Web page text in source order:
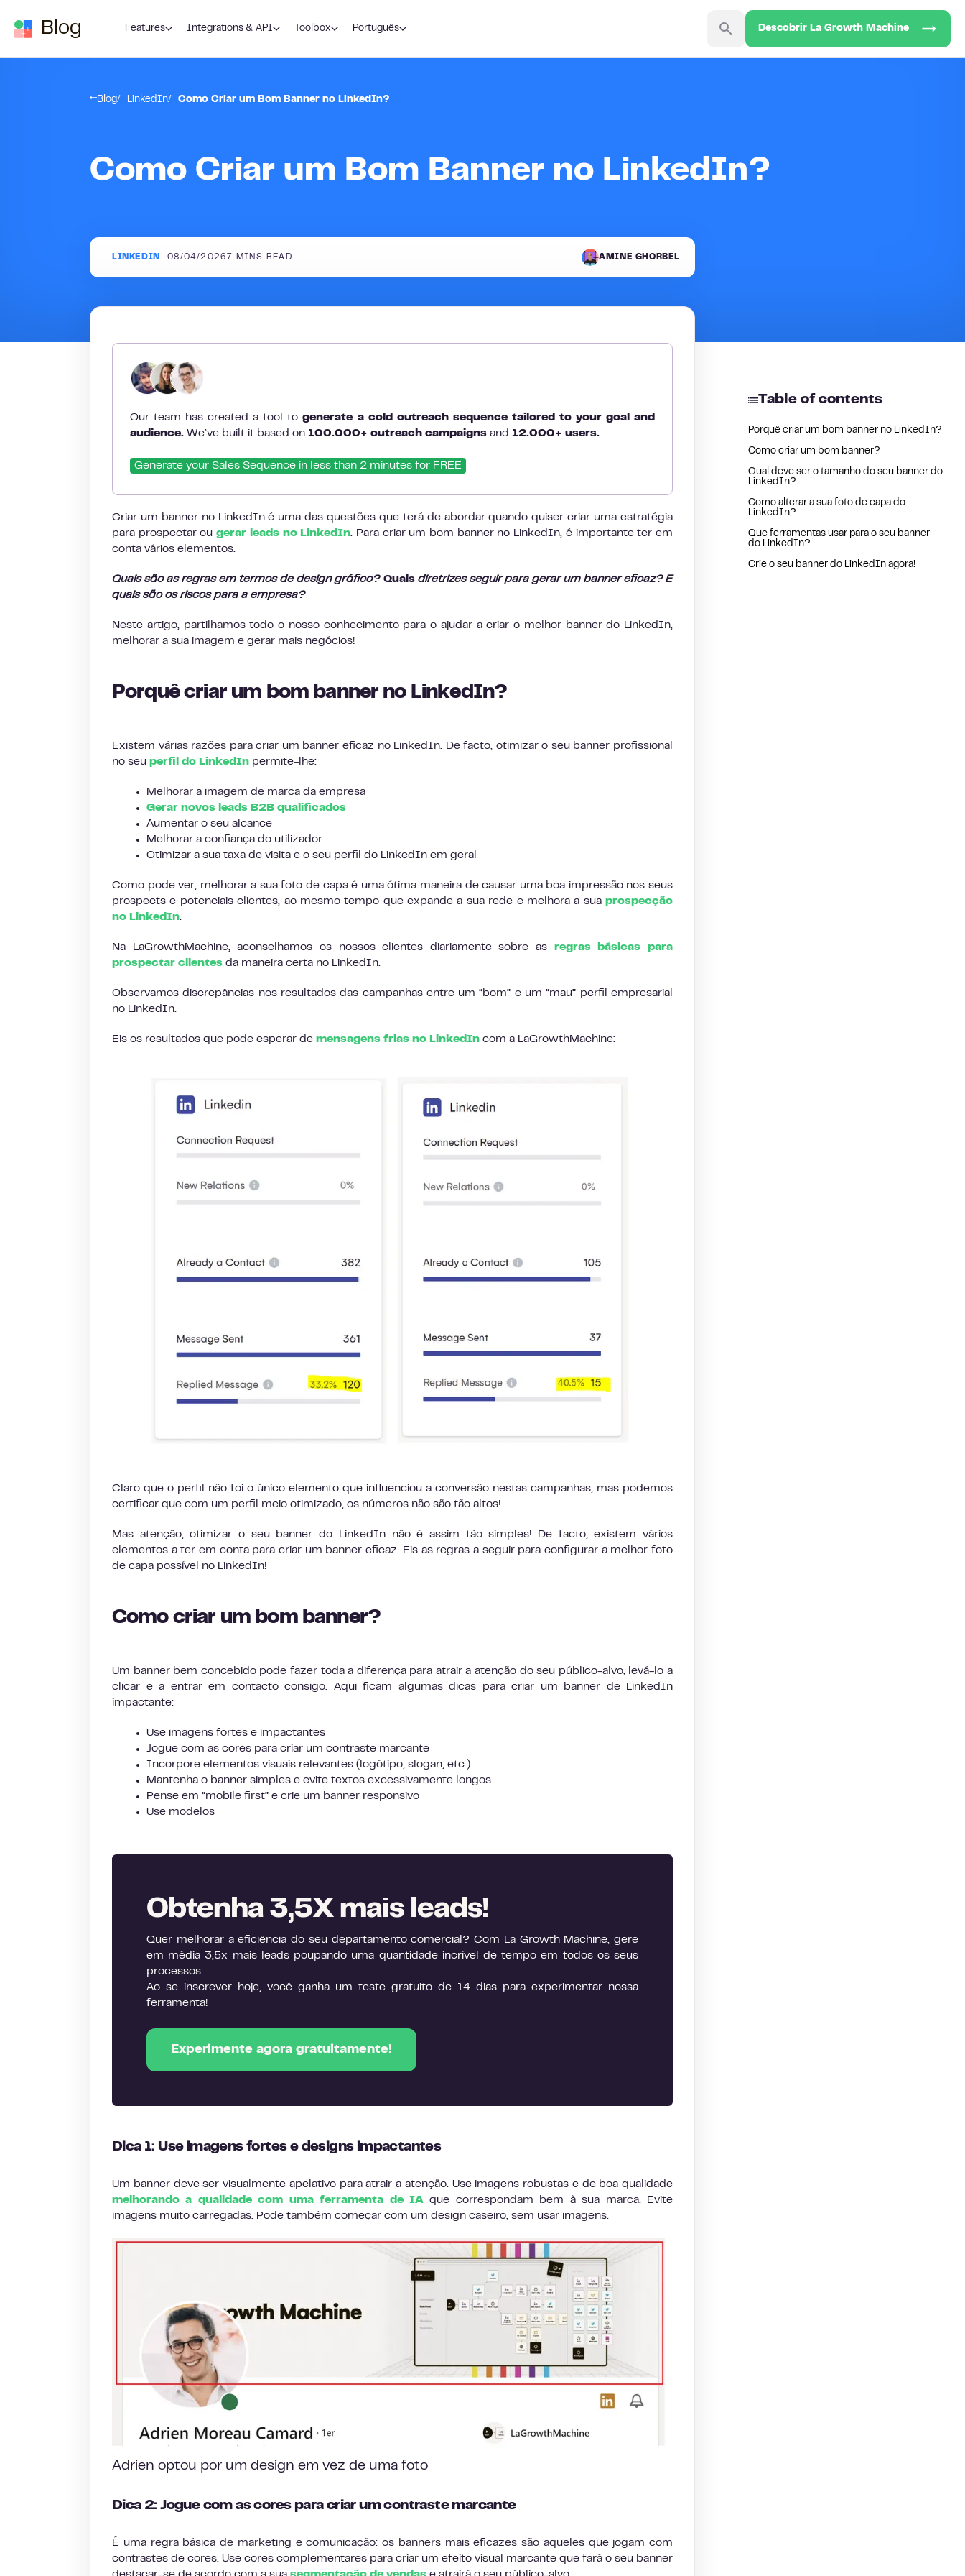
Blog Features Integrations & API Toolbox Português Descobrir La Growth Machine
Blog LinkedIn Como Criar um Bom Banner no LinkedIn?
Como Criar um Bom Banner no LinkedIn?
LINKEDIN 08/04/2026 7 MINS READ AMINE GHORBEL
Table of contents
Porquê criar um bom banner no LinkedIn?
Como criar um bom banner?
Qual deve ser o tamanho do seu banner do
LinkedIn?
Como alterar a sua foto de capa do
LinkedIn?
Que ferramentas usar para o seu banner
do LinkedIn?
Crie o seu banner do LinkedIn agora!
Our team has created a tool togenerate a cold outreach sequence tailored to your goal and
audience. We’ve built it based on 100.000+ outreach campaigns and 12.000+ users.
Generate your Sales Sequence in less than 2 minutes for FREE
Criar um banner no LinkedIn é uma das questões que terá de abordar quando quiser criar uma estratégia
para prospectar ougerar leads no LinkedIn. Para criar um bom banner no LinkedIn, é importante ter em
conta vários elementos.
Quais são as regras em termos de design gráfico? Quais diretrizes seguir para gerar um banner eficaz? E
quais são os riscos para a empresa?
Neste artigo, partilhamos todo o nosso conhecimento para o ajudar a criar o melhor banner do LinkedIn,
melhorar a sua imagem e gerar mais negócios!
Porquê criar um bom banner no LinkedIn?
Existem várias razões para criar um banner eficaz no LinkedIn. De facto, otimizar o seu banner profissional
no seu perfil do LinkedIn permite-lhe:
Melhorar a imagem de marca da empresa
Gerar novos leads B2B qualificados
Aumentar o seu alcance
Melhorar a confiança do utilizador
Otimizar a sua taxa de visita e o seu perfil do LinkedIn em geral
Como pode ver, melhorar a sua foto de capa é uma ótima maneira de causar uma boa impressão nos seus
prospects e potenciais clientes, ao mesmo tempo que expande a sua rede e melhora a sua prospecção
no LinkedIn.
Na LaGrowthMachine, aconselhamos os nossos clientes diariamente sobre as regras básicas para
prospectar clientes da maneira certa no LinkedIn.
Observamos discrepâncias nos resultados das campanhas entre um “bom” e um “mau” perfil empresarial
no LinkedIn.
Eis os resultados que pode esperar de mensagens frias no LinkedIn com a LaGrowthMachine:
Claro que o perfil não foi o único elemento que influenciou a conversão nestas campanhas, mas podemos
certificar que com um perfil meio otimizado, os números não são tão altos!
Mas atenção, otimizar o seu banner do LinkedIn não é assim tão simples! De facto, existem vários
elementos a ter em conta para criar um banner eficaz. Eis as regras a seguir para configurar a melhor foto
de capa possível no LinkedIn!
Como criar um bom banner?
Um banner bem concebido pode fazer toda a diferença para atrair a atenção do seu público-alvo, levá-lo a
clicar e a entrar em contacto consigo. Aqui ficam algumas dicas para criar um banner de LinkedIn
impactante:
Use imagens fortes e impactantes
Jogue com as cores para criar um contraste marcante
Incorpore elementos visuais relevantes (logótipo, slogan, etc.)
Mantenha o banner simples e evite textos excessivamente longos
Pense em “mobile first” e crie um banner responsivo
Use modelos
Obtenha 3,5X mais leads!
Quer melhorar a eficiência do seu departamento comercial? Com La Growth Machine, gere
em média 3,5x mais leads poupando uma quantidade incrível de tempo em todos os seus
processos.
Ao se inscrever hoje, você ganha um teste gratuito de 14 dias para experimentar nossa
ferramenta!
Experimente agora gratuitamente!
Dica 1: Use imagens fortes e designs impactantes
Um banner deve ser visualmente apelativo para atrair a atenção. Use imagens robustas e de boa qualidade
melhorando a qualidade com uma ferramenta de IA que correspondam bem à sua marca. Evite
imagens muito carregadas. Pode também começar com um design caseiro, sem usar imagens.
Adrien optou por um design em vez de uma foto
Dica 2: Jogue com as cores para criar um contraste marcante
É uma regra básica de marketing e comunicação: os banners mais eficazes são aqueles que jogam com
contrastes de cores. Use cores complementares para criar um efeito visual marcante que fará o seu banner